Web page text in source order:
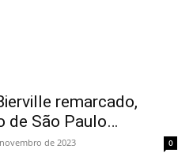
remarcado,
de São Paulo…
de 2023 0